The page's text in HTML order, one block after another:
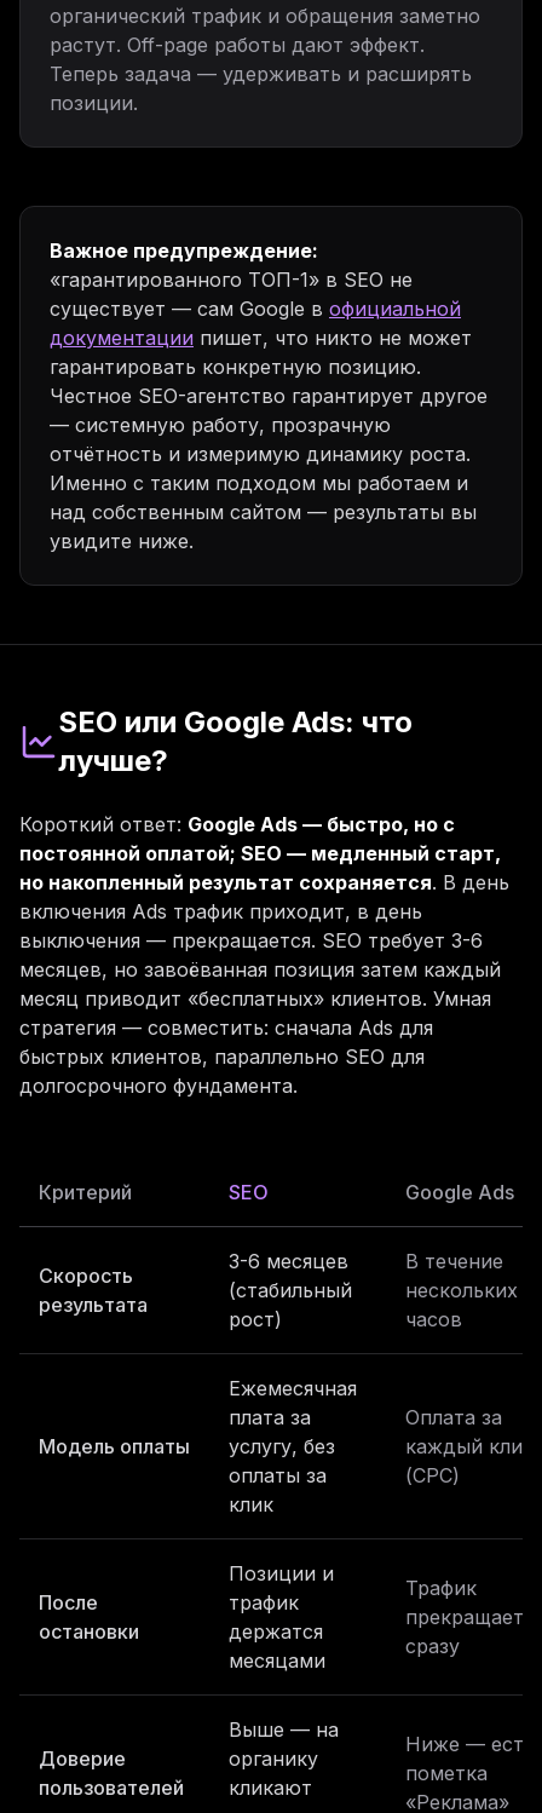
органический трафик и обращения заметно
растут. Off-page работы дают эффект.
Теперь задача — удерживать и расширять
позиции.
Важное предупреждение:
«гарантированного ТОП-1» в SEO не
существует — сам Google в официальной
документации пишет, что никто не может
гарантировать конкретную позицию.
Честное SEO-агентство гарантирует другое
— системную работу, прозрачную
отчётность и измеримую динамику роста.
Именно с таким подходом мы работаем и
над собственным сайтом — результаты вы
увидите ниже.
SEO или Google Ads: что
лучше?
Короткий ответ: Google Ads — быстро, но с
постоянной оплатой; SEO — медленный старт,
но накопленный результат сохраняется. В день
включения Ads трафик приходит, в день
выключения — прекращается. SEO требует 3-6
месяцев, но завоёванная позиция затем каждый
месяц приводит «бесплатных» клиентов. Умная
стратегия — совместить: сначала Ads для
быстрых клиентов, параллельно SEO для
долгосрочного фундамента.
Критерий SEO Google Ads
Скорость
результата
3-6 месяцев
(стабильный
рост)
В течение
нескольких
часов
Модель оплаты
Ежемесячная
плата за
услугу, без
оплаты за
клик
Оплата за
каждый клик
(CPC)
После
остановки
Позиции и
трафик
держатся
месяцами
Трафик
сразу
Доверие
пользователей
Выше — на
органику
кликают
Ниже — есть
пометка
«Реклама»